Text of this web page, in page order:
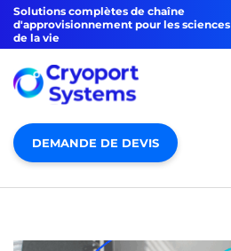
Solutions complètes de chaîne
d'approvisionnement pour les sciences
de la vie
DEMANDE DE DEVIS